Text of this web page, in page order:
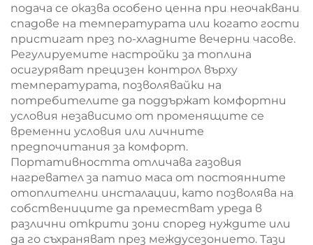
подача се оказва особено ценна при неочаквани
спадове на температурата или когато гости
пристигат през по-хладните вечерни часове.
Регулируемите настройки за топлина
осигуряват прецизен контрол върху
температурата, позволявайки на
потребителите да поддържат комфортни
условия независимо от променящите се
временни условия или личните
предпочитания за комфорт.
Портативността отличава газовия
нагревател за патио маса от постоянните
отоплителни инсталации, като позволява на
собствениците да преместват уреда в
различни открити зони според нуждите или
да го съхраняват през междусезонието. Тази